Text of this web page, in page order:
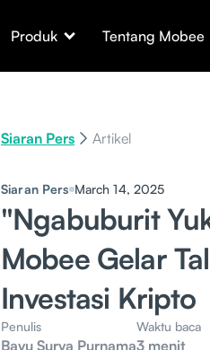
Produk Tentang Mobee
Siaran Pers Artikel
Siaran Pers March 14, 2025
"Ngabuburit
Mobee Gelar
Investasi Kripto
Penulis
Bayu Surya Purnama
Waktu baca
3 menit